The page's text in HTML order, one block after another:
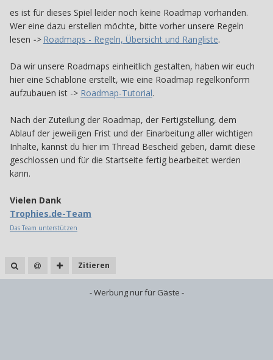
es ist für dieses Spiel leider noch keine Roadmap vorhanden.
Wer eine dazu erstellen möchte, bitte vorher unsere Regeln
lesen -> Roadmaps - Regeln, Übersicht und Rangliste.
Da wir unsere Roadmaps einheitlich gestalten, haben wir euch
hier eine Schablone erstellt, wie eine Roadmap regelkonform
aufzubauen ist -> Roadmap-Tutorial.
Nach der Zuteilung der Roadmap, der Fertigstellung, dem
Ablauf der jeweiligen Frist und der Einarbeitung aller wichtigen
Inhalte, kannst du hier im Thread Bescheid geben, damit diese
geschlossen und für die Startseite fertig bearbeitet werden
kann.
Vielen Dank
Trophies.de-Team
Das Team unterstützen
Zitieren
- Werbung nur für Gäste -